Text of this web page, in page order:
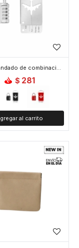
Set de candado de combinación e identificador de valija - Gris
$ 281